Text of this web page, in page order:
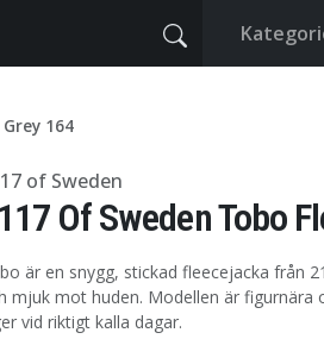
164
of Sweden
Of Sweden Tobo
är en snygg, stickad fleecejacka från
mjuk mot huden. Modellen är
vid riktigt kalla dagar.